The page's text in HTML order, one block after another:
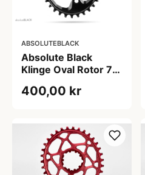
ABSOLUTEBLACK
Absolute Black
Klinge Oval Rotor 76
34)
400,00 kr